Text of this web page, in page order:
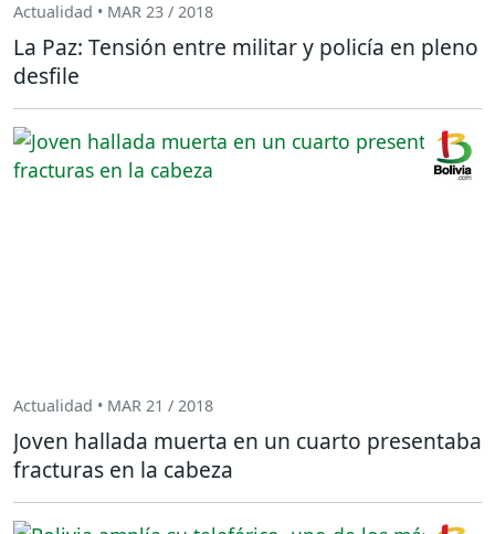
Actualidad • MAR 23 / 2018
La Paz: Tensión entre militar y policía en pleno
desfile
Actualidad • MAR 21 / 2018
Joven hallada muerta en un cuarto presentaba
fracturas en la cabeza